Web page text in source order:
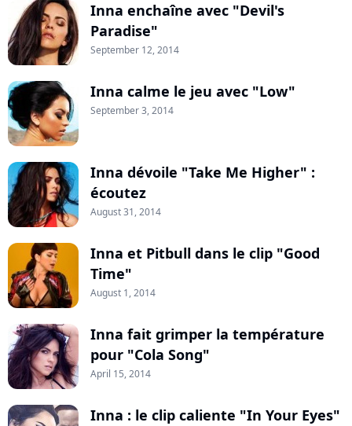
Inna enchaîne avec "Devil's
Paradise"
September 12, 2014
Inna calme le jeu avec "Low"
September 3, 2014
Inna dévoile "Take Me Higher" :
écoutez
August 31, 2014
Inna et Pitbull dans le clip "Good
Time"
August 1, 2014
Inna fait grimper la température
pour "Cola Song"
April 15, 2014
Inna : le clip caliente "In Your Eyes"